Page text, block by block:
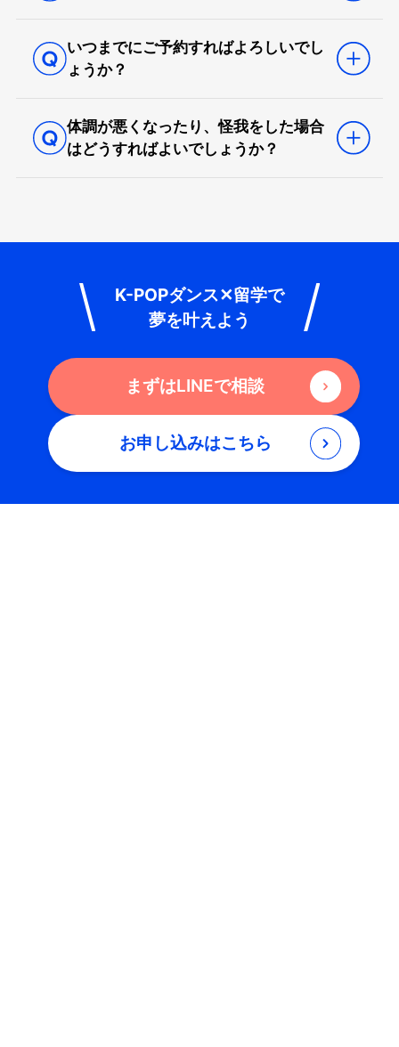
いつまでにご予約すればよろしいでし
ょうか？
体調が悪くなったり、怪我をした場合
はどうすればよいでしょうか？
K-POPダンス✕留学で
夢を叶えよう
まずはLINEで相談
お申し込みはこちら